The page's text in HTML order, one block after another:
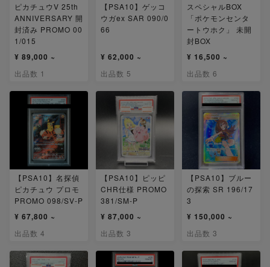
ピカチュウV 25th
ANNIVERSARY 開
封済み PROMO 00
1/015
¥ 89,000 ~
出品数 1
【PSA10】ゲッコ
ウガex SAR 090/0
66
¥ 62,000 ~
出品数 5
スペシャルBOX
「ポケモンセンタ
ートウホク」 未開
封BOX
¥ 16,500 ~
出品数 6
【PSA10】名探偵
ピカチュウ プロモ
PROMO 098/SV-P
¥ 67,800 ~
出品数 4
【PSA10】ピッピ
CHR仕様 PROMO
381/SM-P
¥ 87,000 ~
出品数 3
【PSA10】ブルー
の探索 SR 196/17
3
¥ 150,000 ~
出品数 3